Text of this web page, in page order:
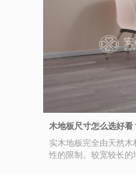
木地板尺寸怎么选好看
实木地板完全由天然
性的限制。较宽较长的